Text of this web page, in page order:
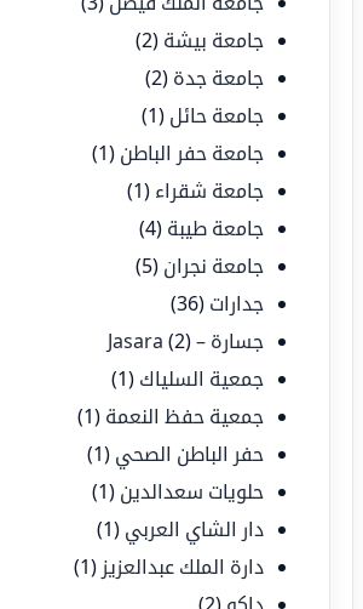
جامعة بيشة (2)
جامعة جدة (2)
جامعة حائل (1)
جامعة حفر الباطن (1)
جامعة شقراء (1)
جامعة طيبة (4)
جامعة نجران (5)
جدارات (36)
جسارة – Jasara(2)
جمعية السلياك (1)
جمعية حفظ النعمة (1)
حفر الباطن الصحي (1)
حلويات سعدالدين (1)
دار الشاي العربي (1)
دارة الملك عبدالعزيز (1)